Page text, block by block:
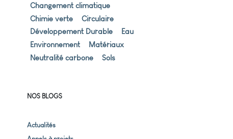
Changement climatique
Chimie verte
Circulaire
Développement Durable
Eau
Environnement
Matériaux
Neutralité carbone
Sols
NOS BLOGS
Actualités